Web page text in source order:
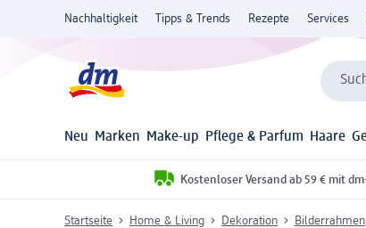
Nachhaltigkeit Tipps & Trends Rezepte Services
Neu Marken Make-up Pflege & Parfum Haare
Kostenloser Versand ab 59 € mit
Startseite Home & Living Dekoration Bilderrahmen